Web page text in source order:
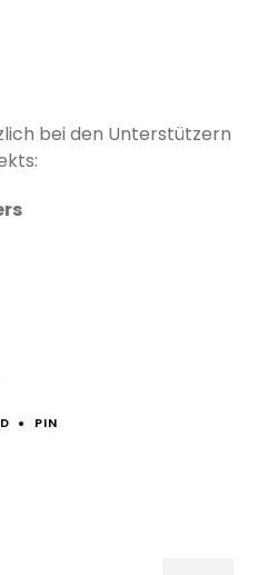
bei den Unterstützern
PIN